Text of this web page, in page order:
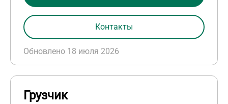
Обновлено 18 июля 2026
Контакты
Грузчик